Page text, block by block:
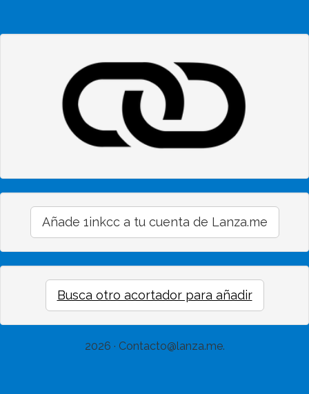
Añade 1inkcc a tu cuenta de Lanza.me
Busca otro acortador para añadir
2026 · Contacto@lanza.me.